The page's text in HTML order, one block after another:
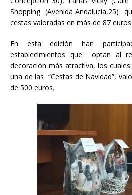
Shopping (Avenida Andalucía,25)
cestas valoradas en más de 87 euros.
En esta edición han
establecimientos que optan al
decoración más atractiva, los
una de las “Cestas de Navidad”,
de 500 euros.